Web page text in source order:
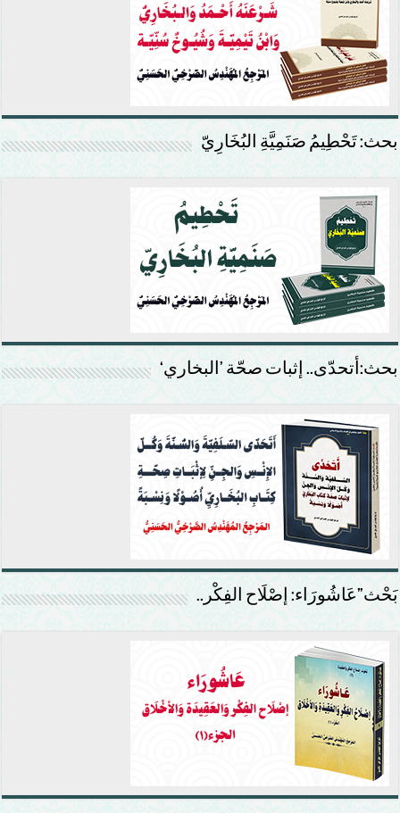
بحث: تَحْطِيمُ صَنَمِيَّةِ البُخَارِيّ
بحث:أتحدّى.. إثبات صحّة ’البخاري‘
بَحْث”عَاشُورَاء: إصْلَاح الفِكْر..